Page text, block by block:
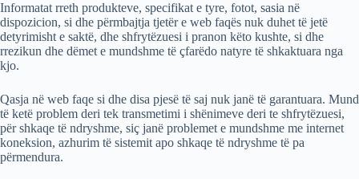
Informatat rreth produkteve, specifikat e tyre, fotot, sasia në
dispozicion, si dhe përmbajtja tjetër e web faqës nuk duhet të jetë
detyrimisht e saktë, dhe shfrytëzuesi i pranon këto kushte, si dhe
rrezikun dhe dëmet e mundshme të çfarëdo natyre të shkaktuara nga
kjo.
Qasja në web faqe si dhe disa pjesë të saj nuk janë të garantuara. Mund
të ketë problem deri tek transmetimi i shënimeve deri te shfrytëzuesi,
për shkaqe të ndryshme, siç janë problemet e mundshme me internet
koneksion, azhurim të sistemit apo shkaqe të ndryshme të pa
përmendura.